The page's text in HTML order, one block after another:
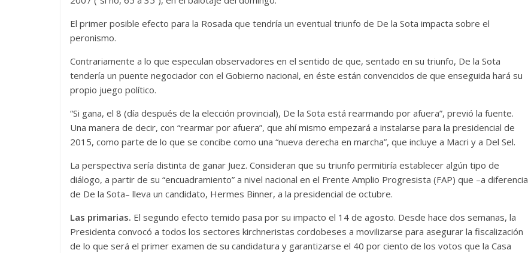
El primer posible efecto para la Rosada que tendría un eventual triunfo de De la Sota impacta sobre el
peronismo.
Contrariamente a lo que especulan observadores en el sentido de que, sentado en su triunfo, De la Sota
tendería un puente negociador con el Gobierno nacional, en éste están convencidos de que enseguida hará su
propio juego político.
“Si gana, el 8 (día después de la elección provincial), De la Sota está rearmando por afuera”, previó la fuente.
Una manera de decir, con “rearmar por afuera”, que ahí mismo empezará a instalarse para la presidencial de
2015, como parte de lo que se concibe como una “nueva derecha en marcha”, que incluye a Macri y a Del Sel.
La perspectiva sería distinta de ganar Juez. Consideran que su triunfo permitiría establecer algún tipo de
diálogo, a partir de su “encuadramiento” a nivel nacional en el Frente Amplio Progresista (FAP) que –a diferencia
de De la Sota– lleva un candidato, Hermes Binner, a la presidencial de octubre.
Las primarias. El segundo efecto temido pasa por su impacto el 14 de agosto. Desde hace dos semanas, la
Presidenta convocó a todos los sectores kirchneristas cordobeses a movilizarse para asegurar la fiscalización
de lo que será el primer examen de su candidatura y garantizarse el 40 por ciento de los votos que la Casa